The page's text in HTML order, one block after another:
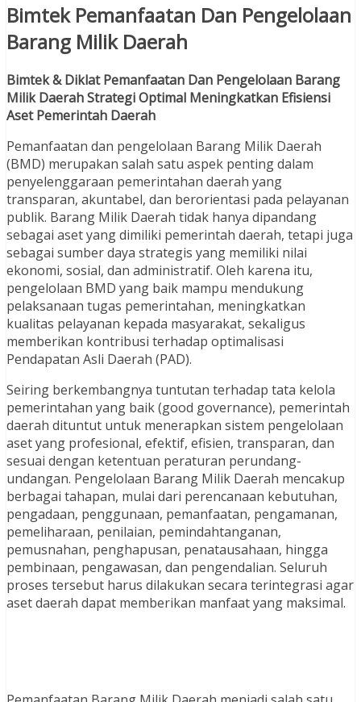
Bimtek Pemanfaatan Dan Pengelolaan
Barang Milik Daerah
Bimtek & Diklat Pemanfaatan Dan Pengelolaan Barang
Milik Daerah Strategi Optimal Meningkatkan Efisiensi
Aset Pemerintah Daerah
Pemanfaatan dan pengelolaan Barang Milik Daerah
(BMD) merupakan salah satu aspek penting dalam
penyelenggaraan pemerintahan daerah yang
transparan, akuntabel, dan berorientasi pada pelayanan
publik. Barang Milik Daerah tidak hanya dipandang
sebagai aset yang dimiliki pemerintah daerah, tetapi juga
sebagai sumber daya strategis yang memiliki nilai
ekonomi, sosial, dan administratif. Oleh karena itu,
pengelolaan BMD yang baik mampu mendukung
pelaksanaan tugas pemerintahan, meningkatkan
kualitas pelayanan kepada masyarakat, sekaligus
memberikan kontribusi terhadap optimalisasi
Pendapatan Asli Daerah (PAD).
Seiring berkembangnya tuntutan terhadap tata kelola
pemerintahan yang baik (good governance), pemerintah
daerah dituntut untuk menerapkan sistem pengelolaan
aset yang profesional, efektif, efisien, transparan, dan
sesuai dengan ketentuan peraturan perundang-
undangan. Pengelolaan Barang Milik Daerah mencakup
berbagai tahapan, mulai dari perencanaan kebutuhan,
pengadaan, penggunaan, pemanfaatan, pengamanan,
pemeliharaan, penilaian, pemindahtanganan,
pemusnahan, penghapusan, penatausahaan, hingga
pembinaan, pengawasan, dan pengendalian. Seluruh
proses tersebut harus dilakukan secara terintegrasi agar
aset daerah dapat memberikan manfaat yang maksimal.